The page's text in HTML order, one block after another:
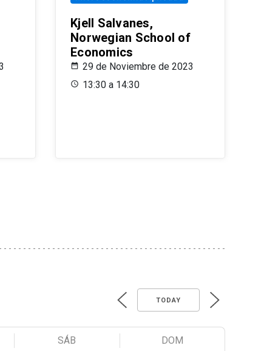
Kjell Salvanes,
Norwegian School of
Economics
29 de Noviembre de 2023
13:30 a 14:30
TODAY
SÁB DOM